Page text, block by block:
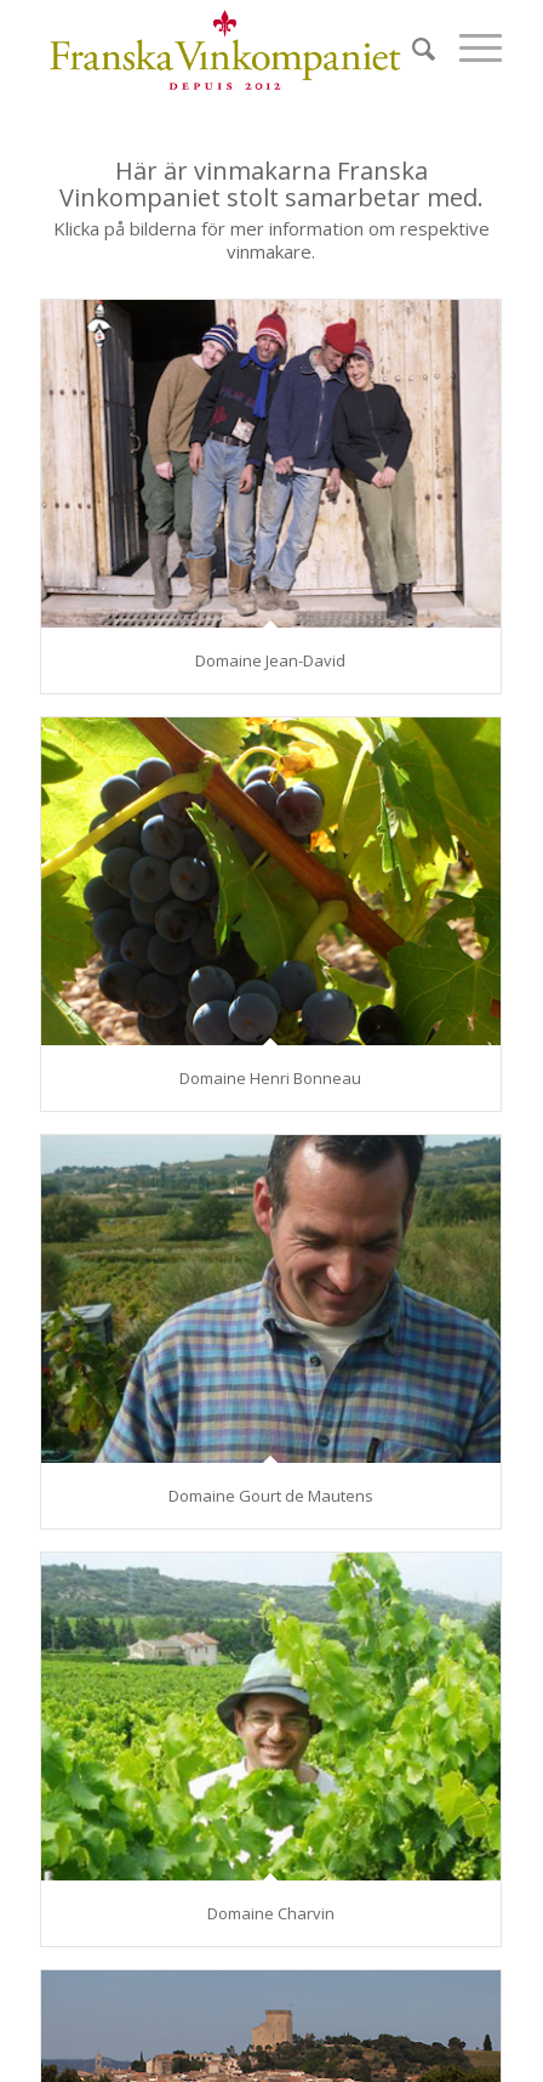
Här är vinmakarna Franska
Vinkompaniet stolt samarbetar med.
Klicka på bilderna för mer information om respektive
vinmakare.
Domaine Jean-David
Domaine Henri Bonneau
Domaine Gourt de Mautens
Domaine Charvin